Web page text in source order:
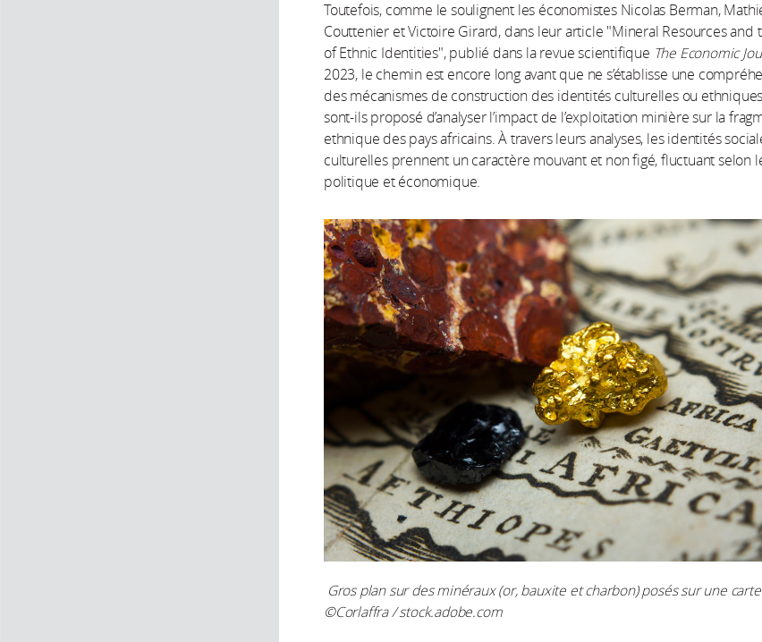
Toutefois, comme le soulignent les économistes Nicolas Berman,
Couttenier et Victoire Girard, dans leur article "Mineral Resources and
of Ethnic Identities", publié dans la revue scientifique The Economic
2023, le chemin est encore long avant que ne s’établisse une
des mécanismes de construction des identités culturelles ou
sont-ils proposé d’analyser l’impact de l’exploitation minière sur la
ethnique des pays africains. À travers leurs analyses, les identités
culturelles prennent un caractère mouvant et non figé, fluctuant selon
politique et économique.
Gros plan sur des minéraux (or, bauxite et charbon) posés sur une carte
©Corlaffra / stock.adobe.com